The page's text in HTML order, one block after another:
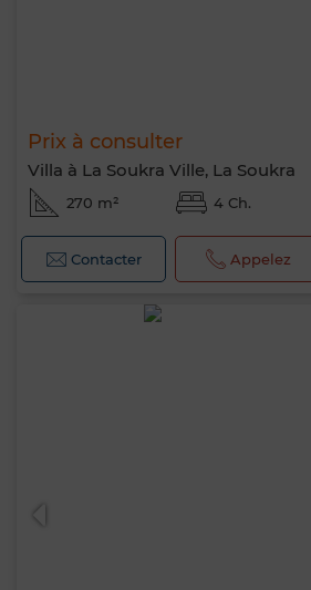
Prix à consulter
Villa à La Soukra Ville, La Soukra
270 m² 4 Ch.
Contacter Appelez